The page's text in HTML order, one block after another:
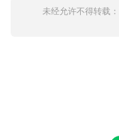
未经允许不得转载：